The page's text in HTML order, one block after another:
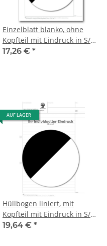
Einzelblatt blanko, ohne
Kopfteil mit Eindruck in S/W,
1 Pack zu 100 Blatt
17,26 € *
AUF LAGER
Hüllbogen liniert, mit
Kopfteil mit Eindruck in S/W,
1 Pack zu 100 Blatt
19,64 € *